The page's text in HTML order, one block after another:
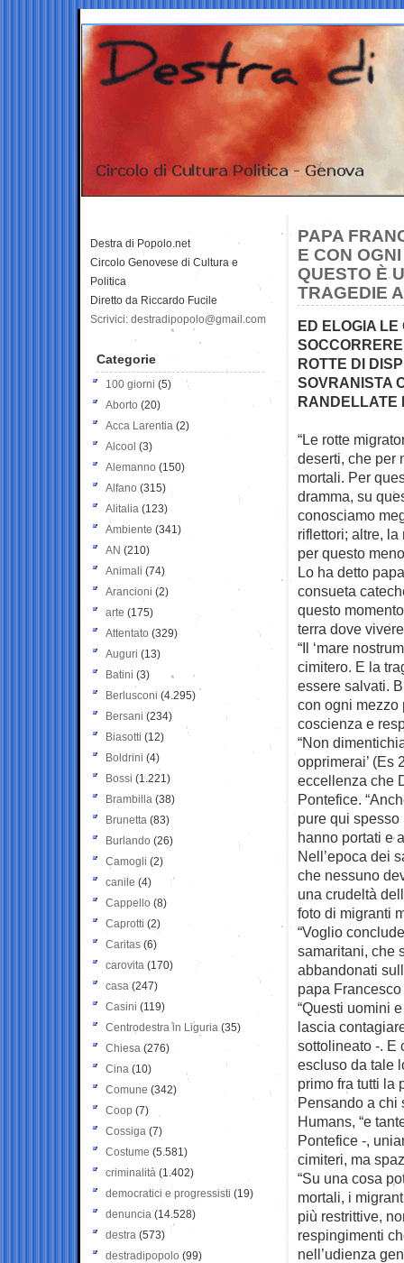
PAPA
E CON
QUESTO È
TRAGEDIE
ED ELOGIA LE
ROTTE DI
SOVRANISTA
RANDELLATE
“Le rotte
deserti, che per
mortali. Per
dramma, su
conosciamo
riflettori; altre,
per questo
Lo ha detto
consueta
questo
terra dove
“Il ‘mare
cimitero. E la
essere salvati.
con ogni mezzo
coscienza e
“Non
opprimerai’ (Es
eccellenza che
Pontefice.
pure qui spesso
hanno portati e
Nell’epoca dei
che nessuno
una crudeltà
foto di migranti
“Voglio
samaritani, che
abbandonati
papa
“Questi uomini
lascia
sottolineato -. E
escluso da tale
primo fra tutti la
Pensando a chi
Humans, “e
Pontefice -,
cimiteri, ma
“Su una cosa
mortali, i
più restrittive,
respingimenti
nell’udienza
Destra di Popolo.net
Circolo Genovese di Cultura e
Politica
Diretto da Riccardo Fucile
Scrivici: destradipopolo@gmail.com
Categorie
100 giorni (5)
Aborto (20)
Acca Larentia (2)
Alcool (3)
Alemanno (150)
Alfano (315)
Alitalia (123)
Ambiente (341)
AN (210)
Animali (74)
Arancioni (2)
arte (175)
Attentato (329)
Auguri (13)
Batini (3)
Berlusconi (4.295)
Bersani (234)
Biasotti (12)
Boldrini (4)
Bossi (1.221)
Brambilla (38)
Brunetta (83)
Burlando (26)
Camogli (2)
canile (4)
Cappello (8)
Caprotti (2)
Caritas (6)
carovita (170)
casa (247)
Casini (119)
Centrodestra in Liguria (35)
Chiesa (276)
Cina (10)
Comune (342)
Coop (7)
Cossiga (7)
Costume (5.581)
criminalità (1.402)
democratici e progressisti (19)
denuncia (14.528)
destra (573)
destradipopolo (99)